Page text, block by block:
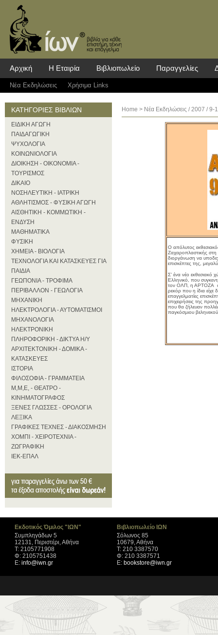
Αρχική Η Εταιρία Βιβλιοπωλείο Παραγγελίες
Νέα Eκδηλώσεις Χρήσιμα Links
ΚΑΤΗΓΟΡΙΕΣ ΒΙΒΛΙΩΝ
ΕΙΔΙΚΗ ΑΓΩΓΗ
ΠΑΙΔΑΓΩΓΙΚΗ
ΨΥΧΟΛΟΓΙΑ
ΚΟΙΝΩΝΙΟΛΟΓΙΑ
ΔΙΟΙΚΗΣΗ - ΟΙΚΟΝΟΜΙΑ -
ΤΟΥΡΙΣΜΟΣ
ΔΙΚΑΙΟ
ΝΟΣΗΛΕΥΤΙΚΗ - ΙΑΤΡΙΚΗ
ΑΘΛΗΤΙΣΜΟΣ - ΦΥΣΙΚΗ ΑΓΩΓΗ
ΑΙΣΘΗΤΙΚΗ - ΚΟΜΜΩΤΙΚΗ -
ΕΝΔΥΣΗ
ΜΑΘΗΜΑΤΙΚΑ
ΦΥΣΙΚΗ
ΧΗΜΕΙΑ - ΒΙΟΛΟΓΙΑ
ΤΕΧΝΟΛΟΓΙΑ ΚΑΙ ΚΑΤΑΣΚΕΥΕΣ ΓΙΑ
ΠΑΙΔΙΑ
ΓΕΩΠΟΝΙΑ - ΤΡΟΦΙΜΑ
ΠΕΡΙΒΑΛΛΟΝ - ΓΕΩΛΟΓΙΑ
ΜΗΧΑΝΙΚΗ
ΗΛΕΚΤΡΟΛΟΓΙΑ - ΑΥΤΟΜΑΤΙΣΜΟΙ
ΜΗΧΑΝΟΛΟΓΙΑ
ΗΛΕΚΤΡΟΝΙΚΗ
ΠΛΗΡΟΦΟΡΙΚΗ - ΔΙΚΤΥΑ Η/Υ
ΑΡΧΙΤΕΚΤΟΝΙΚΗ - ΔΟΜΙΚΑ -
ΚΑΤΑΣΚΕΥΕΣ
ΙΣΤΟΡΙΑ
ΦΙΛΟΣΟΦΙΑ - ΓΡΑΜΜΑΤΕΙΑ
Μ,Μ,Ε, - ΘΕΑΤΡΟ -
ΚΙΝΗΜΑΤΟΓΡΑΦΟΣ
ΞΕΝΕΣ ΓΛΩΣΣΕΣ - ΟΡΟΛΟΓΙΑ
ΛΕΞΙΚΑ
ΓΡΑΦΙΚΕΣ ΤΕΧΝΕΣ - ΔΙΑΚΟΣΜΗΣΗ
ΧΟΜΠΙ - ΧΕΙΡΟΤΕΧΝΙΑ -
ΖΩΓΡΑΦΙΚΗ
ΙΕΚ-ΕΠΑΛ
Home > Νέα Eκδηλώσεις /2007 / 9-
Ο απόλυτος
Ζαχαροπλαστικής στη
διοργάνωση να
επισκέπτες της,
Σ’ ένα νέο εκθεσιακό
Ελληνικό, που
τον ΟΛΠ, η ΑΡΤΟΖΑ
ρεκόρ που η ίδια είχε
επαγγελµατίες
επιχειρήσεις της
που θα ζήλευαν
παγκόσµιου
Εκδοτικός Όμιλος "ΙΩΝ"
Συμπληγάδων 5
12131, Περιστέρι, Αθήνα
Τ: 2105771908
Φ: 2105751438
Ε: info@iwn.gr
Βιβλιοπωλείο ΙΩΝ
Σόλωνος 85
10679, Αθήνα
Τ: 210 3387570
Φ: 210 3387571
Ε: bookstore@iwn.gr